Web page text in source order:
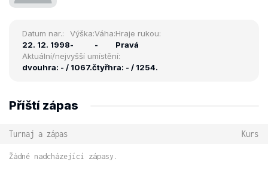
Datum nar.:
22. 12. 1998
Výška:
-
Váha:
-
Hraje rukou:
Pravá
Aktuální/nejvyšší umístění:
dvouhra: - / 1067.čtyřhra: - / 1254.
Příští zápas
Turnaj a zápas Kurs
Žádné nadcházející zápasy.